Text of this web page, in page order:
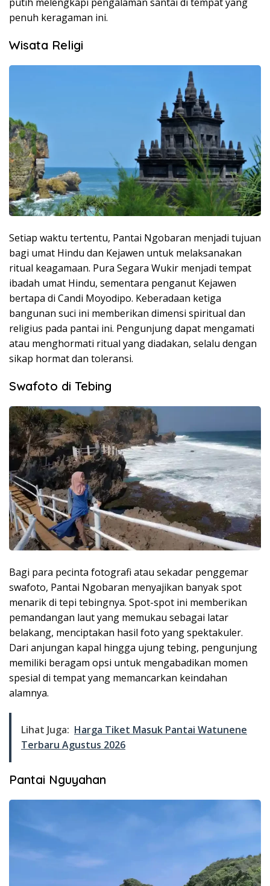
penuh keragaman ini.
Wisata Religi
Setiap waktu tertentu, Pantai Ngobaran menjadi tujuan
bagi umat Hindu dan Kejawen untuk melaksanakan
ritual keagamaan. Pura Segara Wukir menjadi tempat
ibadah umat Hindu, sementara penganut Kejawen
bertapa di Candi Moyodipo. Keberadaan ketiga
bangunan suci ini memberikan dimensi spiritual dan
religius pada pantai ini. Pengunjung dapat mengamati
atau menghormati ritual yang diadakan, selalu dengan
sikap hormat dan toleransi.
Swafoto di Tebing
Bagi para pecinta fotografi atau sekadar penggemar
swafoto, Pantai Ngobaran menyajikan banyak spot
menarik di tepi tebingnya. Spot-spot ini memberikan
pemandangan laut yang memukau sebagai latar
belakang, menciptakan hasil foto yang spektakuler.
Dari anjungan kapal hingga ujung tebing, pengunjung
memiliki beragam opsi untuk mengabadikan momen
spesial di tempat yang memancarkan keindahan
alamnya.
Lihat Juga: Harga Tiket Masuk Pantai Watunene
Terbaru Agustus 2026
Pantai Nguyahan